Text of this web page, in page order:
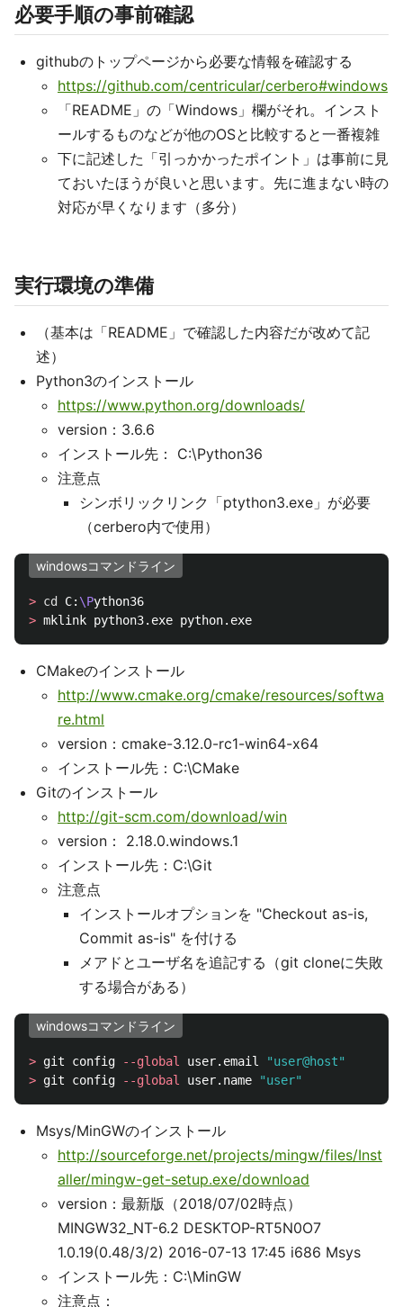
必要手順の事前確認
githubのトップページから必要な情報を確認する
https://github.com/centricular/cerbero#windows
「README」の「Windows」欄がそれ。インスト
ールするものなどが他のOSと比較すると一番複雑
下に記述した「引っかかったポイント」は事前に見
ておいたほうが良いと思います。先に進まない時の
対応が早くなります（多分）
実行環境の準備
（基本は「README」で確認した内容だが改めて記
述）
Python3のインストール
https://www.python.org/downloads/
version：3.6.6
インストール先： C:\Python36
注意点
シンボリックリンク「ptython3.exe」が必要
（cerbero内で使用）
windowsコマンドライン
> cd C: \P
>
CMakeのインストール
http://www.cmake.org/cmake/resources/softwa
re.html
version：cmake-3.12.0-rc1-win64-x64
インストール先：C:\CMake
Gitのインストール
http://git-scm.com/download/win
version： 2.18.0.windows.1
インストール先：C:\Git
注意点
インストールオプションを "Checkout as-is,
Commit as-is" を付ける
メアドとユーザ名を追記する（git cloneに失敗
する場合がある）
windowsコマンドライン
> git config --global user.email
"user@host"
> git config --global user.name "user"
Msys/MinGWのインストール
http://sourceforge.net/projects/mingw/files/Inst
aller/mingw-get-setup.exe/download
version：最新版（2018/07/02時点）
MINGW32_NT-6.2 DESKTOP-RT5N0O7
1.0.19(0.48/3/2) 2016-07-13 17:45 i686 Msys
インストール先：C:\MinGW
注意点：